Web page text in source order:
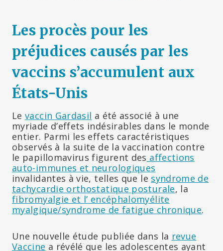
Les procès pour les
préjudices causés par les
vaccins s’accumulent aux
États-Unis
Levaccin Gardasil a été associé à une
myriade d’effets indésirables dans le monde
entier. Parmi les effets caractéristiques
observés à la suite de la vaccination contre
le papillomavirus figurent des affections
auto-immunes et neurologiques
invalidantes à vie, telles que le syndrome de
tachycardie orthostatique posturale, la
fibromyalgie et l’ encéphalomyélite
myalgique/syndrome de fatigue chronique.
Une nouvelle étude publiée dans la revue
Vaccine a révélé que les adolescentes ayant